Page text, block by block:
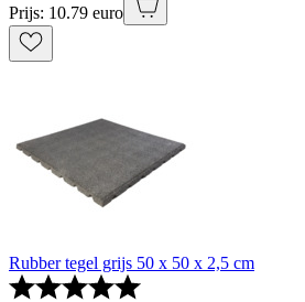
Prijs: 10.79 euro
Rubber tegel grijs 50 x 50 x 2,5 cm